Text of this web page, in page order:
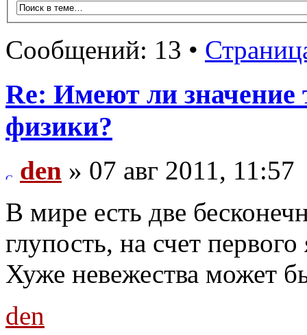
Сообщений: 13 •
Re: Имеют ли значение
физики?
den » 07 авг 2011, 11:57
В мире есть две
глупость, на счет
Хуже невежества может
den